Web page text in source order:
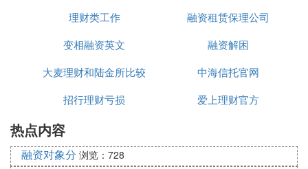
需要从具体的时间、金额和对目标的描述等来定性和
定量地理清理财目标。
3、明确风险类型
不要做不考虑任何客观情况的风险偏好的假设，比如
说很多客户把钱全部都放在股市里，没有考虑到父
母、子女，没有考虑到家庭责任，这个时候风险偏好
偏离了能够承受的范围。
理财类工作
融资租赁保理公司
变相融资英文
融资解困
大麦理财和陆金所比较
中海信托官网
招行理财亏损
爱上理财官方
热点内容
融资对象分 浏览：728